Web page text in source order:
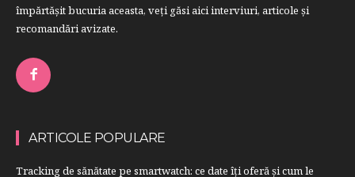
împărtăşit bucuria aceasta, veți găsi aici interviuri, articole şi
recomandări avizate.
ARTICOLE POPULARE
Tracking de sănătate pe smartwatch: ce date îți oferă și cum le